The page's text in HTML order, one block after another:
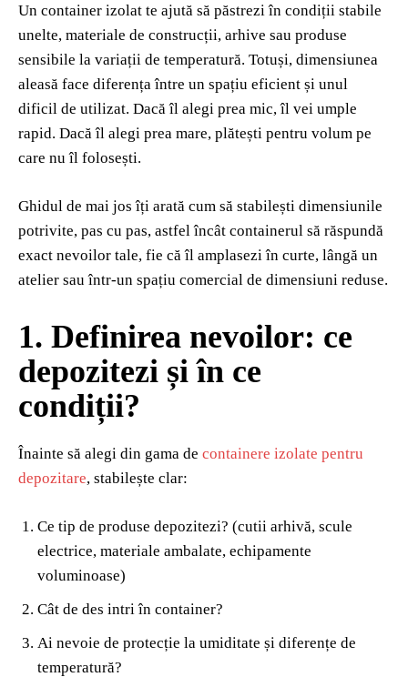
Un container izolat te ajută să păstrezi în condiții stabile
unelte, materiale de construcții, arhive sau produse
sensibile la variații de temperatură. Totuși, dimensiunea
aleasă face diferența între un spațiu eficient și unul
dificil de utilizat. Dacă îl alegi prea mic, îl vei umple
rapid. Dacă îl alegi prea mare, plătești pentru volum pe
care nu îl folosești.
Ghidul de mai jos îți arată cum să stabilești dimensiunile
potrivite, pas cu pas, astfel încât containerul să răspundă
exact nevoilor tale, fie că îl amplasezi în curte, lângă un
atelier sau într-un spațiu comercial de dimensiuni reduse.
1. Definirea nevoilor: ce
depozitezi și în ce
condiții?
Înainte să alegi din gama de containere izolate pentru
depozitare, stabilește clar:
Ce tip de produse depozitezi? (cutii arhivă, scule
electrice, materiale ambalate, echipamente
voluminoase)
Cât de des intri în container?
Ai nevoie de protecție la umiditate și diferențe de
temperatură?